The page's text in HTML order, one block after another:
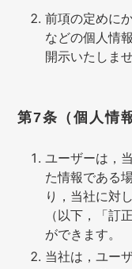
前項の定めに
などの個人情
開示いたしませ
第7条（個人情
ユーザーは，
た情報である
り，当社に対
（以下，「訂
ができます。
当社は，ユー